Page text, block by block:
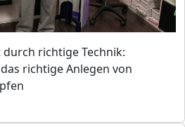
richtige Technik:
richtige Anlegen von